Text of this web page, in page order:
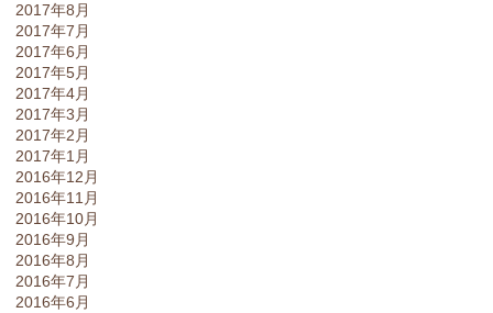
2017年8月
2017年7月
2017年6月
2017年5月
2017年4月
2017年3月
2017年2月
2017年1月
2016年12月
2016年11月
2016年10月
2016年9月
2016年8月
2016年7月
2016年6月